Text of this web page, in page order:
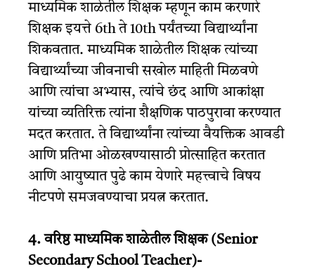
माध्यमिक शाळेतील शिक्षक म्हणून काम करणारे
शिक्षक इयत्ते 6th ते 10th पर्यंतच्या विद्यार्थ्यांना
शिकवतात. माध्यमिक शाळेतील शिक्षक त्यांच्या
विद्यार्थ्यांच्या जीवनाची सखोल माहिती मिळवणे
आणि त्यांचा अभ्यास, त्यांचे छंद आणि आकांक्षा
यांच्या व्यतिरिक्त त्यांना शैक्षणिक पाठपुरावा करण्यात
मदत करतात. ते विद्यार्थ्यांना त्यांच्या वैयक्तिक आवडी
आणि प्रतिभा ओळखण्यासाठी प्रोत्साहित करतात
आणि आयुष्यात पुढे काम येणारे महत्त्वाचे विषय
नीटपणे समजवण्याचा प्रयत्न करतात.
4. वरिष्ठ माध्यमिक शाळेतील शिक्षक (Senior
Secondary School Teacher)-